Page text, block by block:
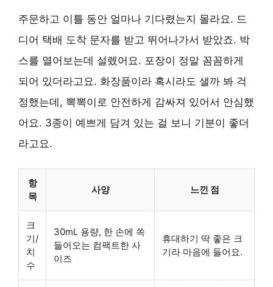
주문하고 이틀 동안 얼마나 기다렸는지 몰라요. 드
디어 택배 도착 문자를 받고 뛰어나가서 받았죠. 박
스를 열어보는데 설렜어요. 포장이 정말 꼼꼼하게
되어 있더라고요. 화장품이라 혹시라도 샐까 봐 걱
정했는데, 뽁뽁이로 안전하게 감싸져 있어서 안심했
어요. 3종이 예쁘게 담겨 있는 걸 보니 기분이 좋더
라고요.
항
목
사양 느낀 점
크
기/
치
수
30mL 용량, 한 손에 쏙
들어오는 컴팩트한 사
이즈
휴대하기 딱 좋은 크
기라 마음에 들어요.